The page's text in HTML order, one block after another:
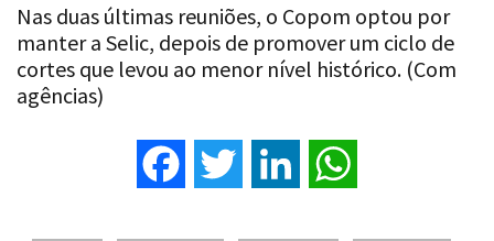
Nas duas últimas reuniões, o Copom optou por
manter a Selic, depois de promover um ciclo de
cortes que levou ao menor nível histórico. (Com
agências)
Facebook Twitter LinkedIn